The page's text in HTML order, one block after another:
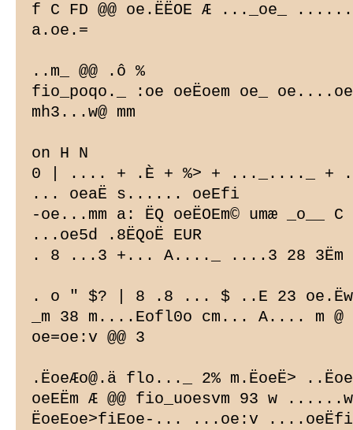
f C FD @@ oe.ËËOE Æ ..._oe_
a.oe.=
..m_ @@ .ô %
fio_poqo._ :oe oeËoem oe_
mh3...w@ mm
on H N
0 | .... + .È + %> + ..._...._ +
... oeaË s...... oeEfi
-oe...mm a: ËQ oeËOEm© umæ
...oe5d .8ËQoË EUR
. 8 ...3 +... A...._ ....3 28 3Ëm
. o " $? | 8 .8 ... $ ..E 23
_m 38 m....Eofl0o cm... A.... m @
oe=oe:v @@ 3
.ËoeÆo@.ä flo..._ 2% m.ËoeË>
oeEËm Æ @@ fio_uoesvm 93 w
ËoeEoe>fiEoe-... ...oe:v